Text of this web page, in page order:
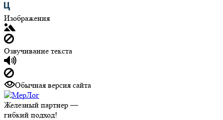
Изображения
Озвучивание текста
Обычная версия сайта
Железный партнер —
гибкий подход!